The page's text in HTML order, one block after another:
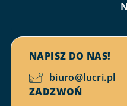
NAPISZ DO NAS!
biuro@lucri.pl
ZADZWOŃ